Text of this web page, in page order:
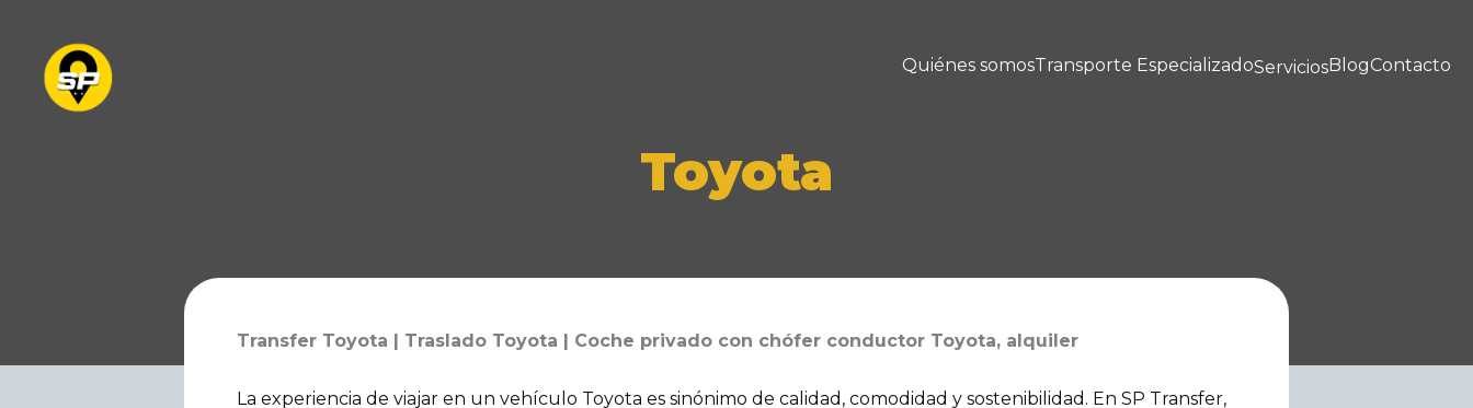
Quiénes somosTransporte EspecializadoServiciosBlogContacto
Toyota
Transfer Toyota | Traslado Toyota | Coche privado con chófer conductor Toyota, alquiler
La experiencia de viajar en un vehículo Toyota es sinónimo de calidad, comodidad y sostenibilidad. En SP Transfer,